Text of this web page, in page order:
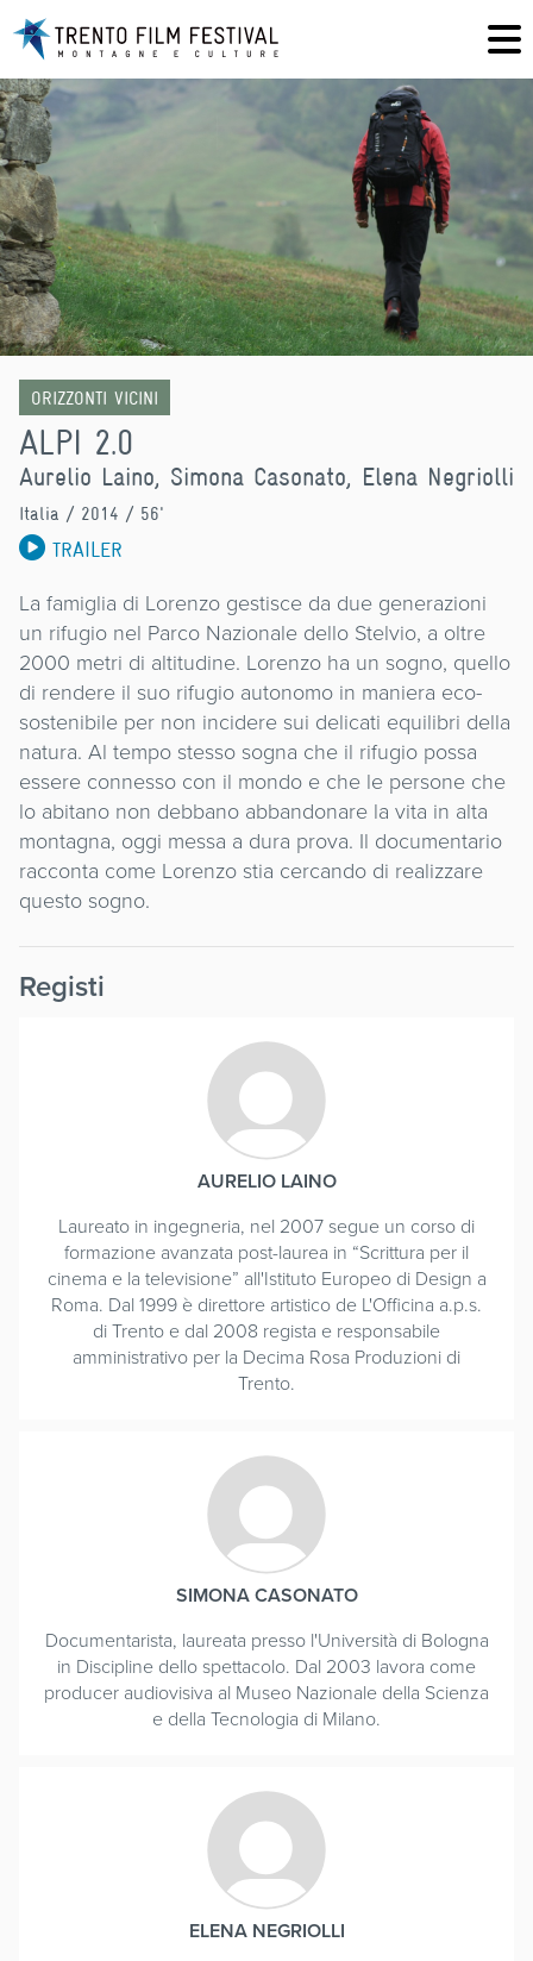
ORIZZONTI VICINI
ALPI 2.0
Aurelio Laino, Simona Casonato, Elena Negriolli
Italia / 2014 / 56'
TRAILER
La famiglia di Lorenzo gestisce da due generazioni
un rifugio nel Parco Nazionale dello Stelvio, a oltre
2000 metri di altitudine. Lorenzo ha un sogno, quello
di rendere il suo rifugio autonomo in maniera eco-
sostenibile per non incidere sui delicati equilibri della
natura. Al tempo stesso sogna che il rifugio possa
essere connesso con il mondo e che le persone che
lo abitano non debbano abbandonare la vita in alta
montagna, oggi messa a dura prova. Il documentario
racconta come Lorenzo stia cercando di realizzare
questo sogno.
Registi
AURELIO LAINO
Laureato in ingegneria, nel 2007 segue un corso di
formazione avanzata post-laurea in “Scrittura per il
cinema e la televisione” all'Istituto Europeo di Design a
Roma. Dal 1999 è direttore artistico de L'Officina a.p.s.
di Trento e dal 2008 regista e responsabile
amministrativo per la Decima Rosa Produzioni di
Trento.
SIMONA CASONATO
Documentarista, laureata presso l'Università di Bologna
in Discipline dello spettacolo. Dal 2003 lavora come
producer audiovisiva al Museo Nazionale della Scienza
e della Tecnologia di Milano.
ELENA NEGRIOLLI